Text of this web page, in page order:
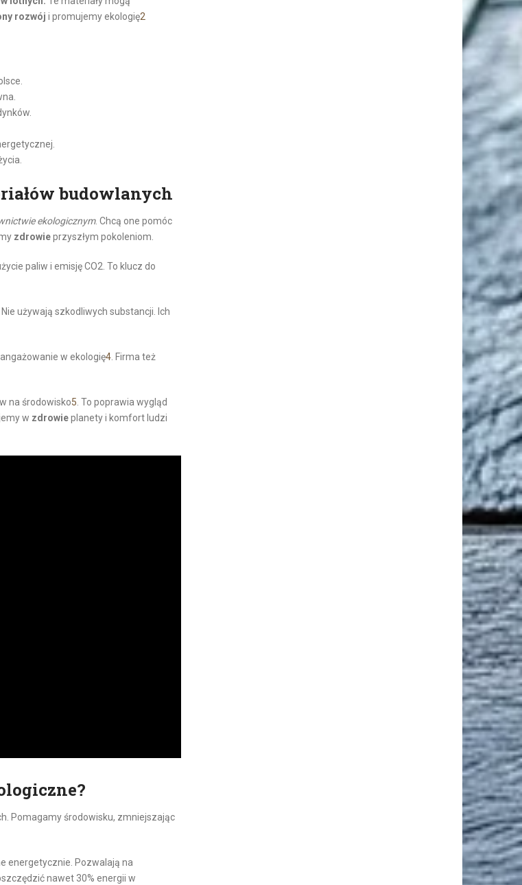
rozwój i promujemy ekologię2
budowlanych
ekologicznym. Chcą one pomóc
zdrowieprzyszłym pokoleniom.
paliw i emisję CO2. To klucz do
używają szkodliwych substancji. Ich
w ekologię4. Firma też
na środowisko5. To poprawia wygląd
w zdrowieplanety i komfort ludzi
Pomagamy środowisku, zmniejszając
energetycznie. Pozwalają na
nawet 30% energii w